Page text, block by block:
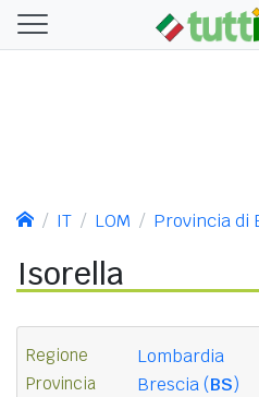
IT LOM Provincia di
Isorella
Regione Lombardia
Provincia Brescia (BS)